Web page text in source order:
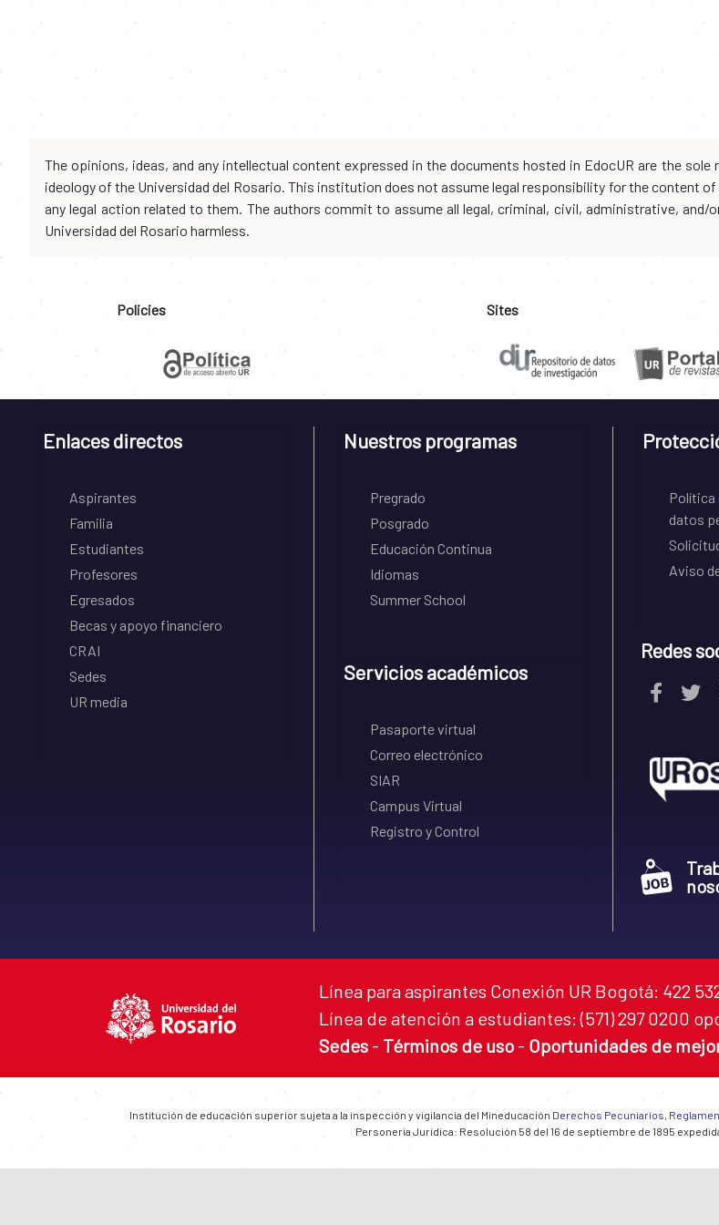
The opinions, ideas, and any intellectual content expressed in the documents hosted in EdocUR are the
ideology of the Universidad del Rosario. This institution does not assume legal responsibility for the content
any legal action related to them. The authors commit to assume all legal, criminal, civil, administrative,
Universidad del Rosario harmless.
Policies Sites
Enlaces directos
Aspirantes
Familia
Estudiantes
Profesores
Egresados
Becas y apoyo financiero
CRAI
Sedes
UR media
Nuestros programas
Pregrado
Posgrado
Educación Continua
Idiomas
Summer School
Servicios académicos
Pasaporte virtual
Correo electrónico
SIAR
Campus Virtual
Registro y Control
Política
datos
Aviso
Redes
Línea para aspirantes Conexión UR Bogotá: 422
Línea de atención a estudiantes: (571) 297 0200
Sedes - Términos de uso - Oportunidades de
Institución de educación superior sujeta a la inspección y vigilancia del Mineducación Derechos Pecuniarios,
Personería Jurídica: Resolución 58 del 16 de septiembre de 1895